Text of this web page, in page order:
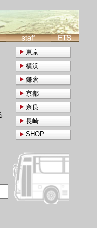
東京
横浜
鎌倉
京都
奈良
長崎
SHOP